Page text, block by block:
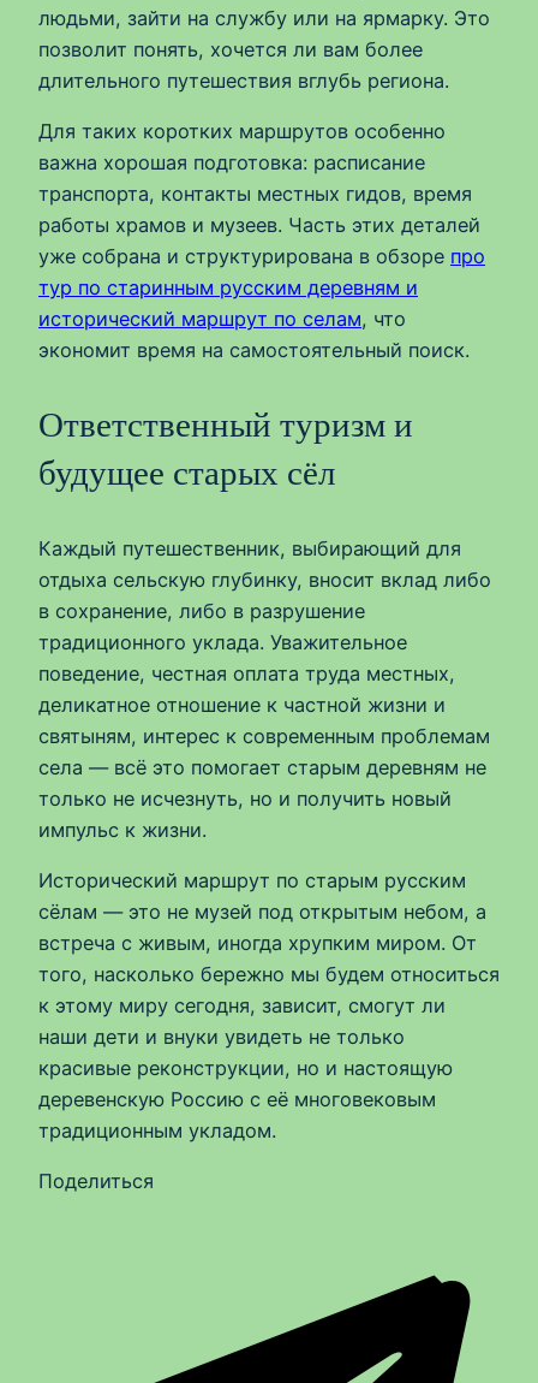
людьми, зайти на службу или на ярмарку. Это
позволит понять, хочется ли вам более
длительного путешествия вглубь региона.
Для таких коротких маршрутов особенно
важна хорошая подготовка: расписание
транспорта, контакты местных гидов, время
работы храмов и музеев. Часть этих деталей
уже собрана и структурирована в обзоре про
тур по старинным русским деревням и
исторический маршрут по селам, что
экономит время на самостоятельный поиск.
Ответственный туризм и
будущее старых сёл
Каждый путешественник, выбирающий для
отдыха сельскую глубинку, вносит вклад либо
в сохранение, либо в разрушение
традиционного уклада. Уважительное
поведение, честная оплата труда местных,
деликатное отношение к частной жизни и
святыням, интерес к современным проблемам
села — всё это помогает старым деревням не
только не исчезнуть, но и получить новый
импульс к жизни.
Исторический маршрут по старым русским
сёлам — это не музей под открытым небом, а
встреча с живым, иногда хрупким миром. От
того, насколько бережно мы будем относиться
к этому миру сегодня, зависит, смогут ли
наши дети и внуки увидеть не только
красивые реконструкции, но и настоящую
деревенскую Россию с её многовековым
традиционным укладом.
Поделиться